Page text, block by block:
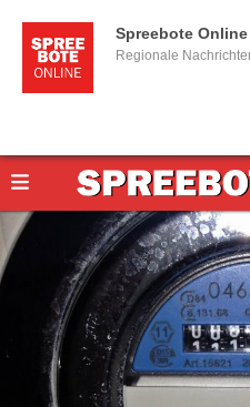
Spreebote Online
Regionale